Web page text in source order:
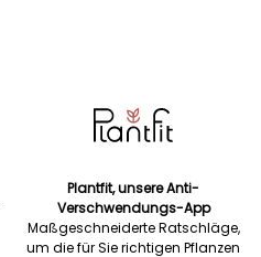
Plantfit, unsere Anti-
Verschwendungs-App
Maßgeschneiderte Ratschläge,
um die für Sie richtigen Pflanzen